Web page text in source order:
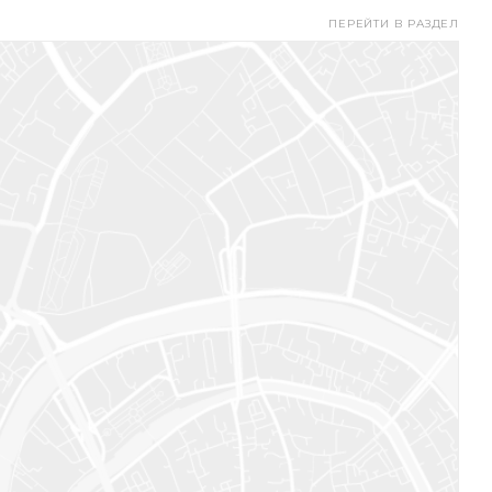
ПЕРЕЙТИ В РАЗДЕЛ